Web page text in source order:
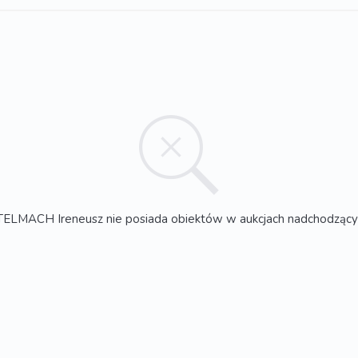
Ireneusz nie posiada obiektów w aukcjach